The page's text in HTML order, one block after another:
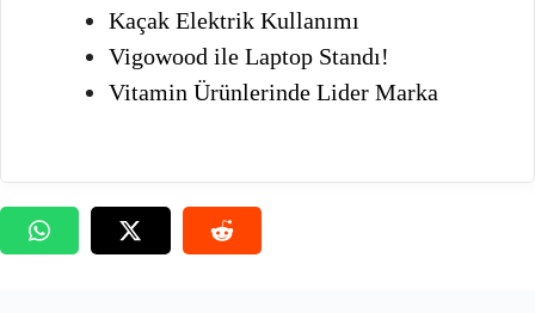
Kaçak Elektrik Kullanımı
Vigowood ile Laptop Standı!
Vitamin Ürünlerinde Lider Marka